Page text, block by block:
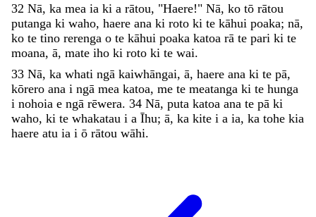
32 Nā, ka mea ia ki a rātou, "Haere!" Nā, ko tō rātou
putanga ki waho, haere ana ki roto ki te kāhui poaka; nā,
ko te tino rerenga o te kāhui poaka katoa rā te pari ki te
moana, ā, mate iho ki roto ki te wai.
33 Nā, ka whati ngā kaiwhāngai, ā, haere ana ki te pā,
kōrero ana i ngā mea katoa, me te meatanga ki te hunga
i nohoia e ngā rēwera. 34 Nā, puta katoa ana te pā ki
waho, ki te whakatau i a Īhu; ā, ka kite i a ia, ka tohe kia
haere atu ia i ō rātou wāhi.